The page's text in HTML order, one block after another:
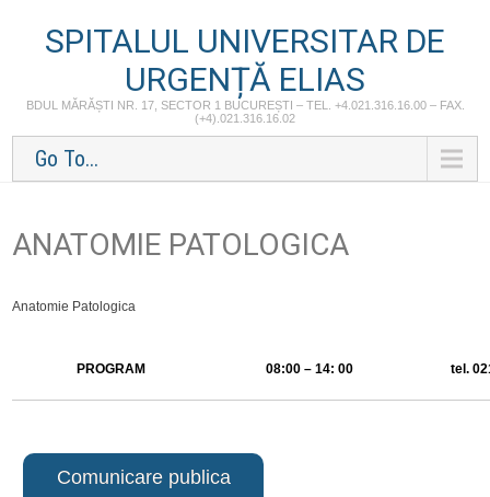
SPITALUL UNIVERSITAR DE
URGENȚĂ ELIAS
BDUL MĂRĂȘTI NR. 17, SECTOR 1 BUCUREȘTI – TEL. +4.021.316.16.00 – FAX.
(+4).021.316.16.02
Go To...
ANATOMIE PATOLOGICA
Anatomie Patologica
PROGRAM 08:00 – 14: 00 tel.
Comunicare publica